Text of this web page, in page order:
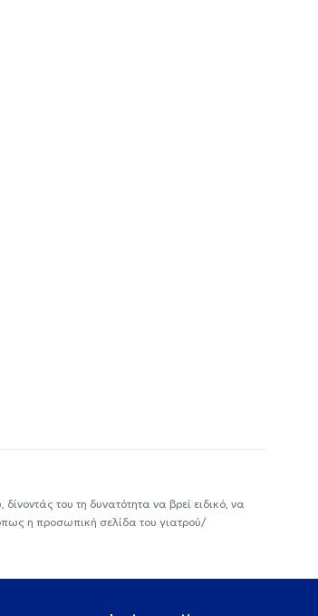
του τη δυνατότητα να βρεί ειδικό, να
η προσωπική σελίδα του γιατρού/